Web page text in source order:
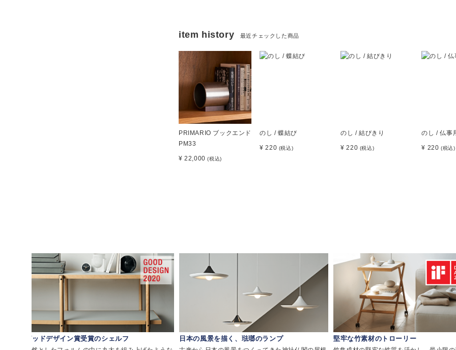
item history 最近チェックした商品
PRIMARIO ブックエンド
PM33
¥ 22,000(税込)
のし / 蝶結び
¥ 220 (税込)
のし / 結びきり
¥ 220 (税込)
のし / 仏事
¥ 220(税込)
グッドデザイン賞受賞のシェルフ 日本の風景を描く、琺瑯のランプ 堅牢な竹素材のトローリー